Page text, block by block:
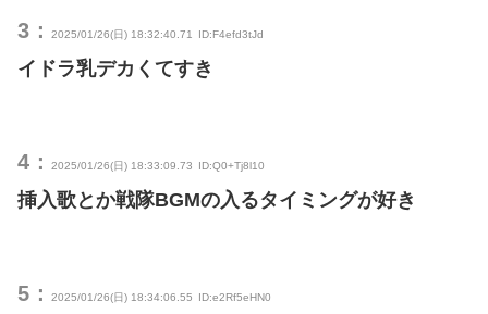
3： 2025/01/26(日) 18:32:40.71 ID:F4efd3tJd
イドラ乳デカくてすき
4： 2025/01/26(日) 18:33:09.73 ID:Q0+Tj8l10
挿入歌とか戦隊BGMの入るタイミングが好き
5： 2025/01/26(日) 18:34:06.55 ID:e2Rf5eHN0